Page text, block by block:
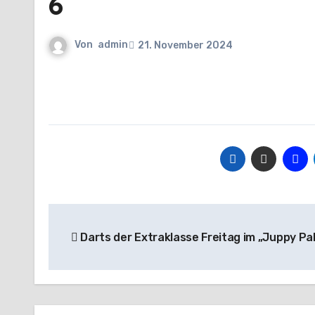
6
Von admin 21. November 2024
Darts der Extraklasse Freitag im „Juppy